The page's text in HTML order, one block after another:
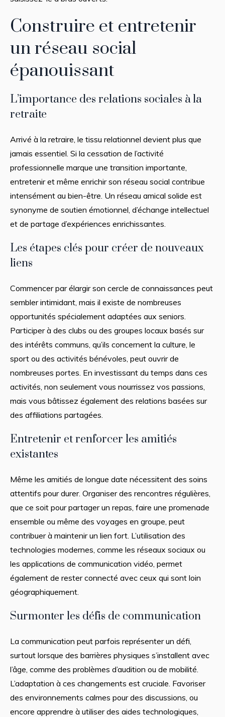
Construire et entretenir
un réseau social
épanouissant
L’importance des relations sociales à la
retraite
Arrivé à la retraire, le tissu relationnel devient plus que
jamais essentiel. Si la cessation de l’activité
professionnelle marque une transition importante,
entretenir et même enrichir son réseau social contribue
intensément au bien-être. Un réseau amical solide est
synonyme de soutien émotionnel, d’échange intellectuel
et de partage d’expériences enrichissantes.
Les étapes clés pour créer de nouveaux
liens
Commencer par élargir son cercle de connaissances peut
sembler intimidant, mais il existe de nombreuses
opportunités spécialement adaptées aux seniors.
Participer à des clubs ou des groupes locaux basés sur
des intérêts communs, qu’ils concernent la culture, le
sport ou des activités bénévoles, peut ouvrir de
nombreuses portes. En investissant du temps dans ces
activités, non seulement vous nourrissez vos passions,
mais vous bâtissez également des relations basées sur
des affiliations partagées.
Entretenir et renforcer les amitiés
existantes
Même les amitiés de longue date nécessitent des soins
attentifs pour durer. Organiser des rencontres régulières,
que ce soit pour partager un repas, faire une promenade
ensemble ou même des voyages en groupe, peut
contribuer à maintenir un lien fort. L’utilisation des
technologies modernes, comme les réseaux sociaux ou
les applications de communication vidéo, permet
également de rester connecté avec ceux qui sont loin
géographiquement.
Surmonter les défis de communication
La communication peut parfois représenter un défi,
surtout lorsque des barrières physiques s’installent avec
l’âge, comme des problèmes d’audition ou de mobilité.
L’adaptation à ces changements est cruciale. Favoriser
des environnements calmes pour des discussions, ou
encore apprendre à utiliser des aides technologiques,